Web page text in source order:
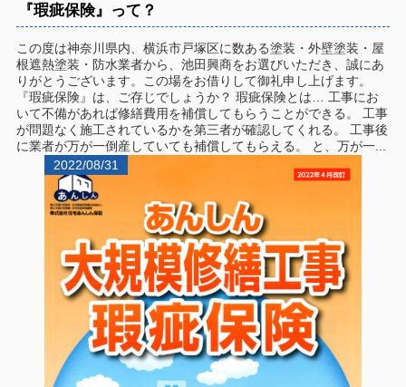
2022/08/31
『瑕疵保険』って？
この度は神奈川県内、横浜市戸塚区に数ある塗装・外壁塗装・屋
根遮熱塗装・防水業者から、池田興商をお選びいただき、誠にあ
りがとうございます。この場をお借りして御礼申し上げます。
『瑕疵保険』は、ご存じでしょうか？ 瑕疵保険とは… 工事にお
いて不備があれば修繕費用を補償してもらうことができる。 工事
が問題なく施工されているかを第三者が確認してくれる。 工事後
に業者が万が一倒産していても補償してもらえる。 と、万が一...